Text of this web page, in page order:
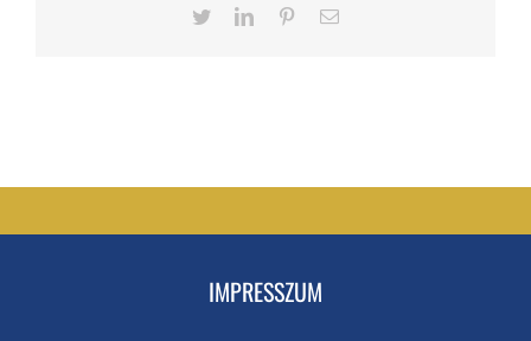
TwitterLinkedInPinterestEmail
IMPRESSZUM